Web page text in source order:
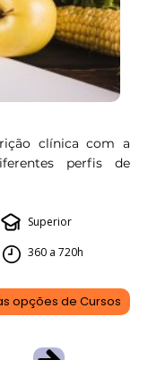
clínica com a
perfis de
Superior
360 a 720h
opções de Cursos